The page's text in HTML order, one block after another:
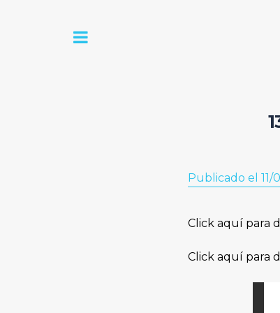
Publicado el 11/
Click aquí para
Click aquí para